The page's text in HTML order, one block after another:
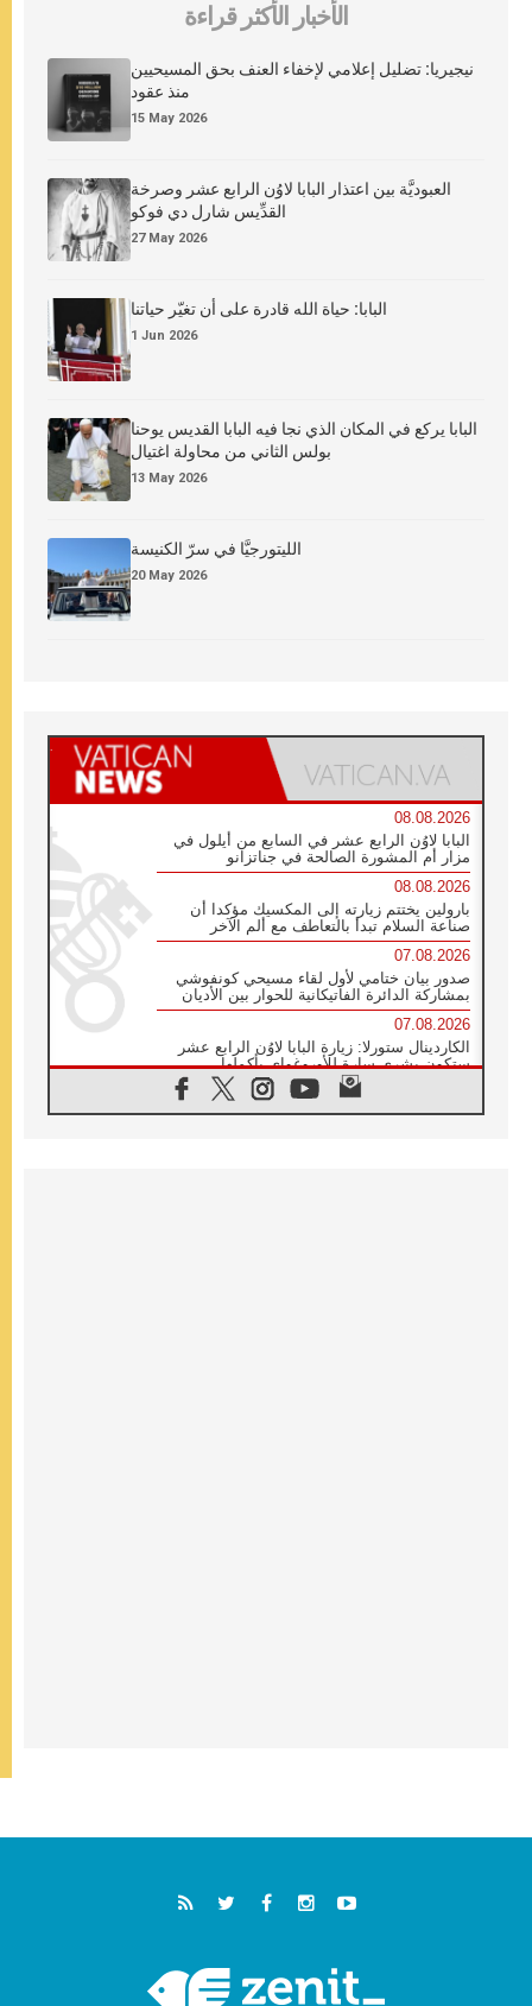
الأخبار الأكثر قراءة
نيجيريا: تضليل إعلامي لإخفاء العنف بحق المسيحيين
منذ عقود
15 May 2026
العبوديَّة بين اعتذار البابا لاوُن الرابع عشر وصرخة
القدِّيس شارل دي فوكو
27 May 2026
البابا: حياة الله قادرة على أن تغيّر حياتنا
1 Jun 2026
البابا يركع في المكان الذي نجا فيه البابا القديس يوحنا
بولس الثاني من محاولة اغتيال
13 May 2026
الليتورجيَّا في سرّ الكنيسة
20 May 2026
08.08.2026
البابا لاوُن الرابع عشر في السابع من أيلول في
مزار أم المشورة الصالحة في جناتزانو
08.08.2026
بارولين يختتم زيارته إلى المكسيك مؤكدا أن
صناعة السلام تبدأ بالتعاطف مع ألم الآخر
07.08.2026
صدور بيان ختامي لأول لقاء مسيحي كونفوشي
بمشاركة الدائرة الفاتيكانية للحوار بين الأديان
07.08.2026
الكاردينال ستورلا: زيارة البابا لاوُن الرابع عشر
ستكون بشرى سارة للأوروغواي بأكملها
الفاتيكان يعلن برنامج الزيارة الرسولية للبابا لاوُن